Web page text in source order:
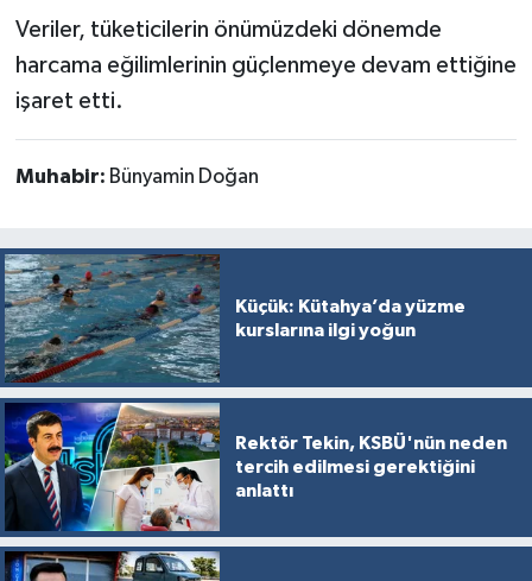
Veriler, tüketicilerin önümüzdeki dönemde
harcama eğilimlerinin güçlenmeye devam ettiğine
işaret etti.
Muhabir: Bünyamin Doğan
Küçük: Kütahya’da yüzme
kurslarına ilgi yoğun
Rektör Tekin, KSBÜ'nün neden
tercih edilmesi gerektiğini
anlattı